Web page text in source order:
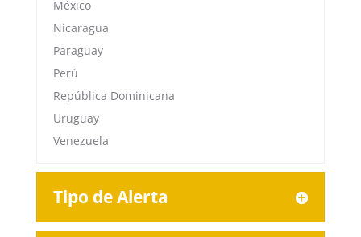
México
Nicaragua
Paraguay
Perú
República Dominicana
Uruguay
Venezuela
Tipo de Alerta